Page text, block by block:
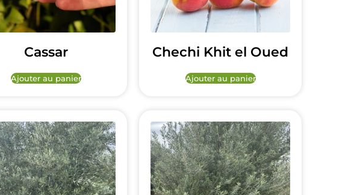
Cassar
Ajouter au panier
Chechi Khit el Oued
Ajouter au panier